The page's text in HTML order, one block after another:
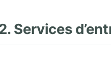
Services